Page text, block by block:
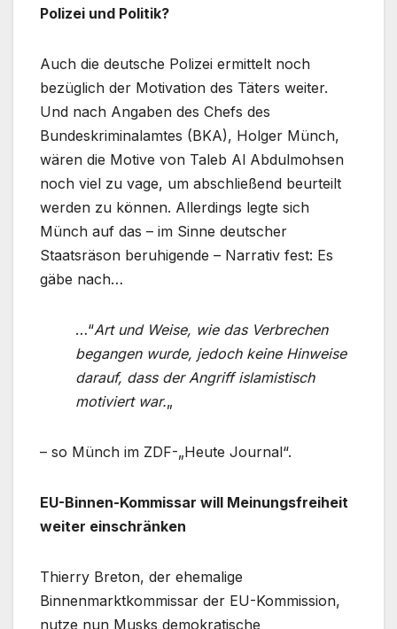
Polizei und Politik?
Auch die deutsche Polizei ermittelt noch
bezüglich der Motivation des Täters weiter.
Und nach Angaben des Chefs des
Bundeskriminalamtes (BKA), Holger Münch,
wären die Motive von Taleb Al Abdulmohsen
noch viel zu vage, um abschließend beurteilt
werden zu können. Allerdings legte sich
Münch auf das – im Sinne deutscher
Staatsräson beruhigende – Narrativ fest: Es
gäbe nach…
…“Art und Weise, wie das Verbrechen
begangen wurde, jedoch keine Hinweise
darauf, dass der Angriff islamistisch
motiviert war.„
– so Münch im ZDF-„Heute Journal“.
EU-Binnen-Kommissar will Meinungsfreiheit
weiter einschränken
Thierry Breton, der ehemalige
Binnenmarktkommissar der EU-Kommission,
nutze nun Musks demokratische